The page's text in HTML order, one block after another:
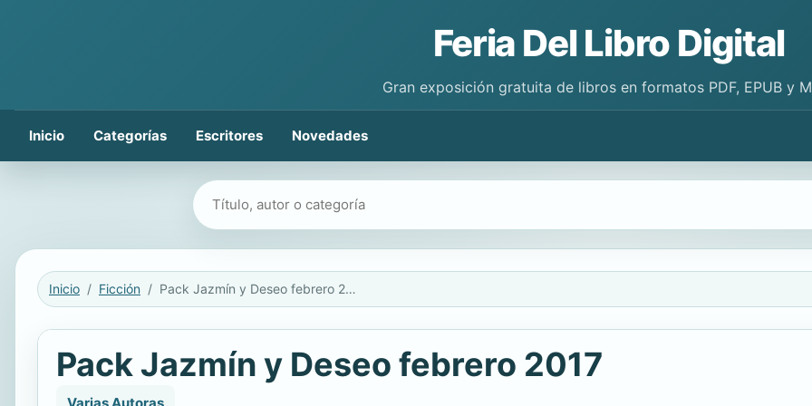
Feria Del Libro Digital
Gran exposición gratuita de libros en formatos PDF, EPUB y
Inicio Categorías Escritores Novedades
Buscar libros
Inicio Ficción Pack Jazmín y Deseo febrero 2017
Pack Jazmín y Deseo febrero 2017